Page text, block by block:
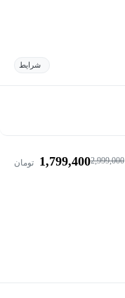
شرایط
2,999,000
1,799,400 تومان